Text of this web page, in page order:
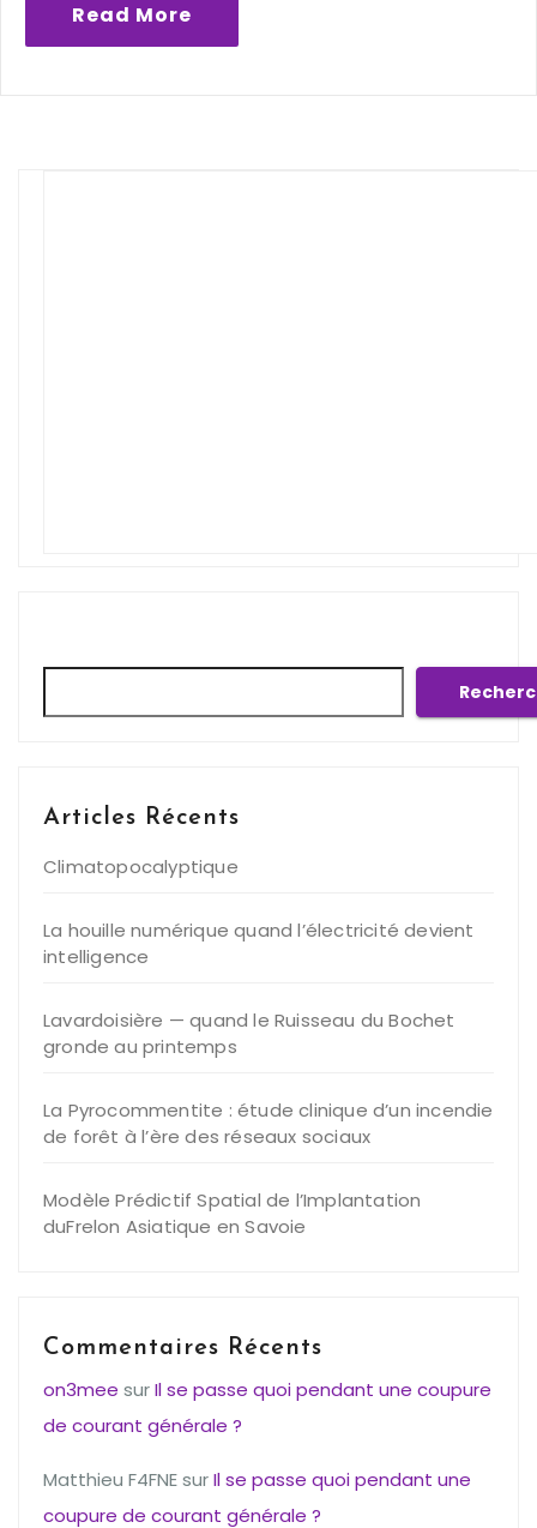
Read More
Articles Récents
Climatopocalyptique
La houille numérique quand l’électricité devient
intelligence
Lavardoisière — quand le Ruisseau du Bochet
gronde au printemps
La Pyrocommentite : étude clinique d’un incendie
de forêt à l’ère des réseaux sociaux
Modèle Prédictif Spatial de l’Implantation
duFrelon Asiatique en Savoie
Commentaires Récents
on3mee surIl se passe quoi pendant une coupure
de courant générale ?
Matthieu F4FNEsurIl se passe quoi pendant une
coupure de courant générale ?